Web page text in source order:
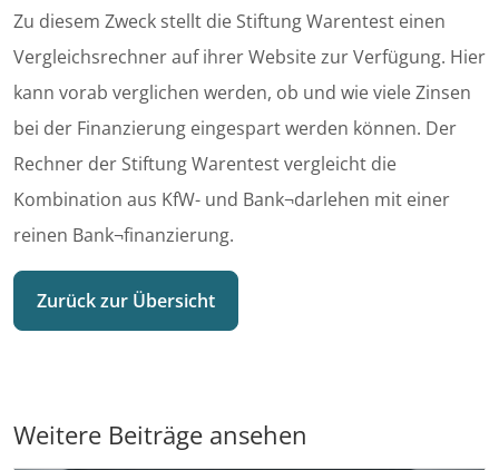
Zu diesem Zweck stellt die Stiftung Warentest einen
Vergleichsrechner auf ihrer Website zur Verfügung. Hier
kann vorab verglichen werden, ob und wie viele Zinsen
bei der Finanzierung eingespart werden können. Der
Rechner der Stiftung Warentest vergleicht die
Kombination aus KfW- und Bank¬darlehen mit einer
reinen Bank¬finanzierung.
Zurück zur Übersicht
Weitere Beiträge ansehen